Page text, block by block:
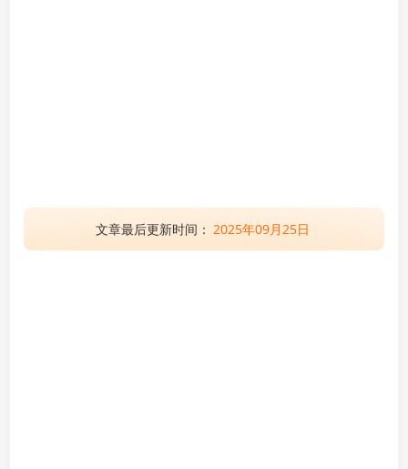
文章最后更新时间： 2025年09月25日